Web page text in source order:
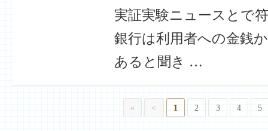
実証実験ニュースとで
銀行は利用者への金銭
あると聞き …
« < 1 2 3 4 5